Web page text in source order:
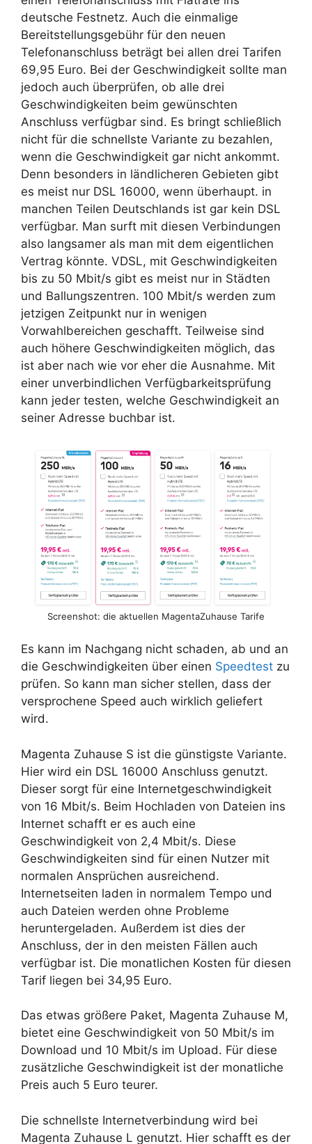
deutsche Festnetz. Auch die einmalige
Bereitstellungsgebühr für den neuen
Telefonanschluss beträgt bei allen drei Tarifen
69,95 Euro. Bei der Geschwindigkeit sollte man
jedoch auch überprüfen, ob alle drei
Geschwindigkeiten beim gewünschten
Anschluss verfügbar sind. Es bringt schließlich
nicht für die schnellste Variante zu bezahlen,
wenn die Geschwindigkeit gar nicht ankommt.
Denn besonders in ländlicheren Gebieten gibt
es meist nur DSL 16000, wenn überhaupt. in
manchen Teilen Deutschlands ist gar kein DSL
verfügbar. Man surft mit diesen Verbindungen
also langsamer als man mit dem eigentlichen
Vertrag könnte. VDSL, mit Geschwindigkeiten
bis zu 50 Mbit/s gibt es meist nur in Städten
und Ballungszentren. 100 Mbit/s werden zum
jetzigen Zeitpunkt nur in wenigen
Vorwahlbereichen geschafft. Teilweise sind
auch höhere Geschwindigkeiten möglich, das
ist aber nach wie vor eher die Ausnahme. Mit
einer unverbindlichen Verfügbarkeitsprüfung
kann jeder testen, welche Geschwindigkeit an
seiner Adresse buchbar ist.
Screenshot: die aktuellen MagentaZuhause Tarife
Es kann im Nachgang nicht schaden, ab und an
die Geschwindigkeiten über einen Speedtest zu
prüfen. So kann man sicher stellen, dass der
versprochene Speed auch wirklich geliefert
wird.
Magenta Zuhause S ist die günstigste Variante.
Hier wird ein DSL 16000 Anschluss genutzt.
Dieser sorgt für eine Internetgeschwindigkeit
von 16 Mbit/s. Beim Hochladen von Dateien ins
Internet schafft er es auch eine
Geschwindigkeit von 2,4 Mbit/s. Diese
Geschwindigkeiten sind für einen Nutzer mit
normalen Ansprüchen ausreichend.
Internetseiten laden in normalem Tempo und
auch Dateien werden ohne Probleme
heruntergeladen. Außerdem ist dies der
Anschluss, der in den meisten Fällen auch
verfügbar ist. Die monatlichen Kosten für diesen
Tarif liegen bei 34,95 Euro.
Das etwas größere Paket, Magenta Zuhause M,
bietet eine Geschwindigkeit von 50 Mbit/s im
Download und 10 Mbit/s im Upload. Für diese
zusätzliche Geschwindigkeit ist der monatliche
Preis auch 5 Euro teurer.
Die schnellste Internetverbindung wird bei
Magenta Zuhause L genutzt. Hier schafft es der